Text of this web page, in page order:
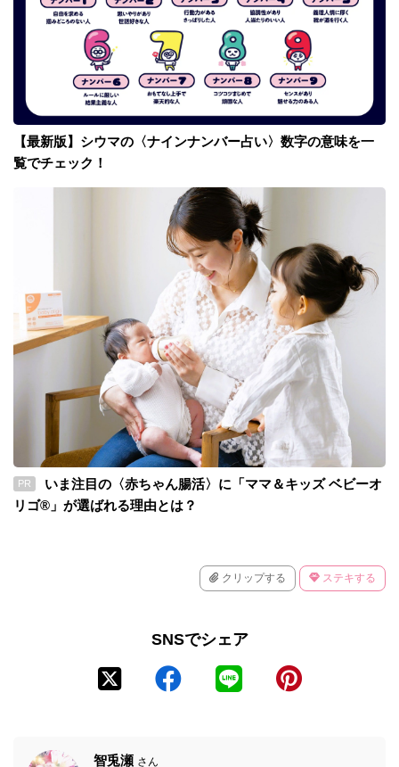
【最新版】シウマの〈ナインナンバー占い〉数字の意味を一
覧でチェック！
PR
いま注目の〈赤ちゃん腸活〉に「ママ＆キッズ ベビーオ
リゴ®」が選ばれる理由とは？
クリップする ステキする
SNSでシェア
智兎瀬 さん